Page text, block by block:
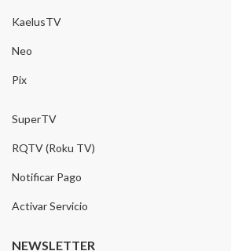
KaelusTV
Neo
Pix
SuperTV
RQTV (Roku TV)
Notificar Pago
Activar Servicio
NEWSLETTER